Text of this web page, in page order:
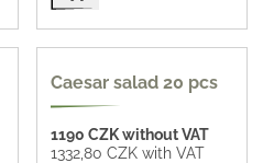
Caesar salad 20 pcs
1190 CZK without VAT
1332,80 CZK with VAT